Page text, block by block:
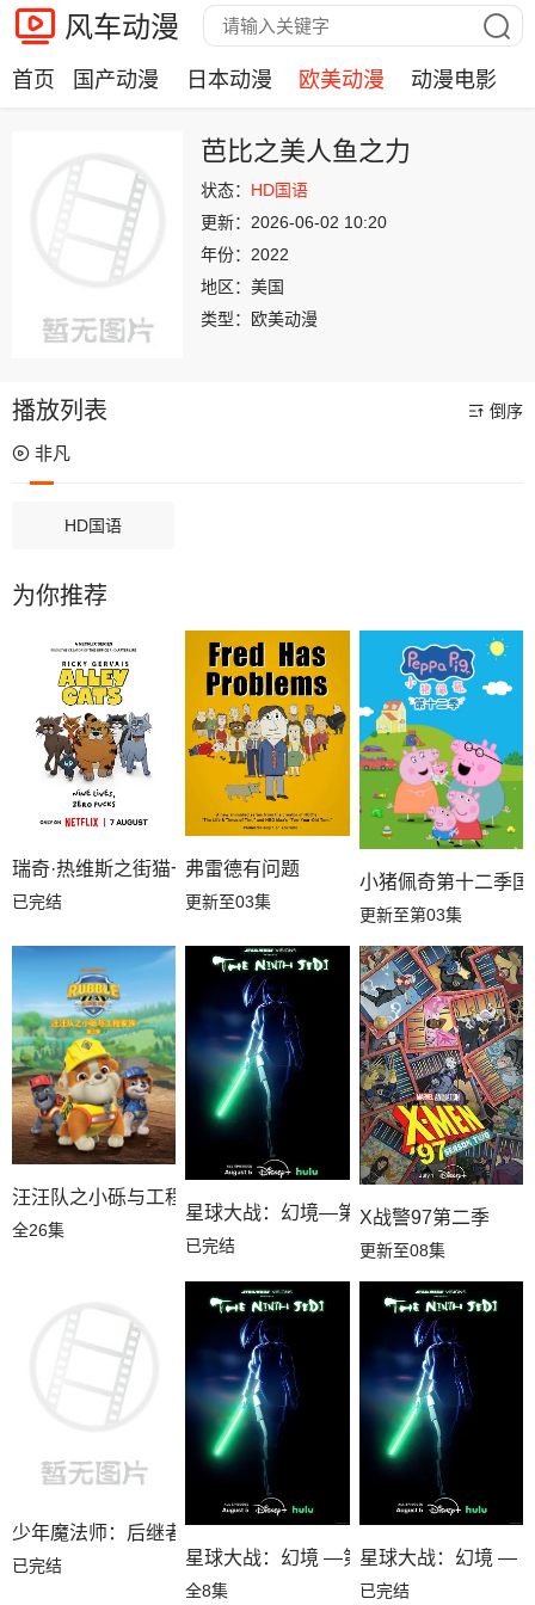
风车动漫
首页 国产动漫 日本动漫 欧美动漫 动漫电影
芭比之美人鱼之力
状态： HD国语
更新： 2026-06-02 10:20
年份： 2022
地区： 美国
类型：
欧美动漫
播放列表 倒序
非凡
HD国语
为你推荐
瑞奇·热维斯之街猫一族
已完结
弗雷德有问题
更新至03集
小猪佩奇第十二季国
更新至第03集
汪汪队之小砾与工程家族第三季国语
全26集
星球大战：幻境—第九个绝地武士
已完结
X战警97第二季
更新至08集
少年魔法师：后继者第三季
已完结 星球大战：幻境 —第九个绝地武士
全8集
星球大战：幻境 —
已完结